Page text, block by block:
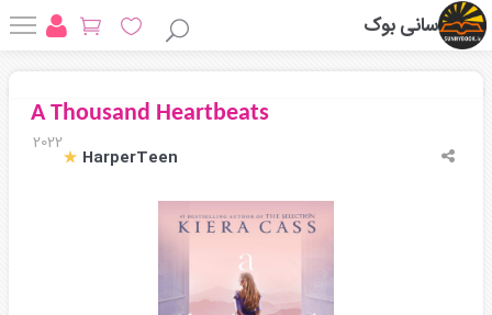
سانی بوک
A Thousand Heartbeats
2022
HarperTeen